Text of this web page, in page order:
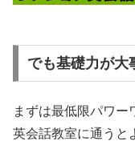
でも基礎力が大
まずは最低限パワー
英会話教室に通うと